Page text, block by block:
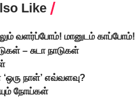
Like
வளர்ப்போம்! மானுடம் காப்போம்!
– சுடா நாடுகள்
நாள்’ எவ்வளவு?
நோய்கள்